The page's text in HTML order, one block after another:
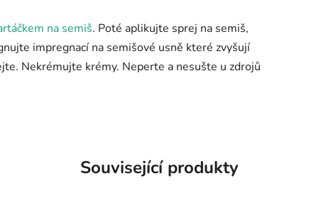
na semiš. Poté aplikujte sprej na semiš,
impregnací na semišové usně které zvyšují
Nekrémujte krémy. Neperte a nesušte u zdrojů
Související produkty